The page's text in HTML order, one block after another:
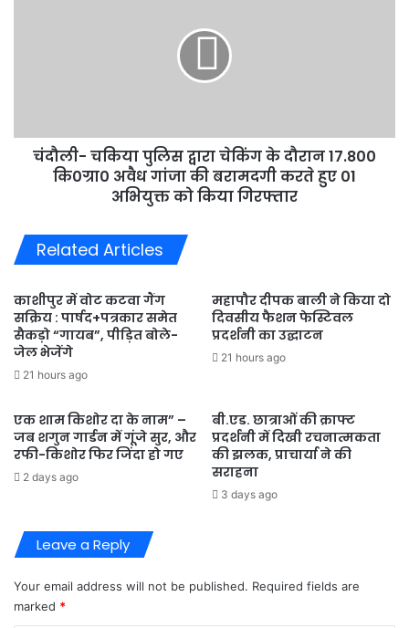
कि0ग्रा0
अवैध
हुए
01
को
किया
गिरफ्तार
चंदौली- चकिया पुलिस द्वारा चेकिंग के दौरान 17.800
कि0ग्रा0 अवैध गांजा की बरामदगी करते हुए 01
अभियुक्त को किया गिरफ्तार
Related Articles
काशीपुर में वोट कटवा गैंग
सक्रिय : पार्षद+पत्रकार समेत
सैकड़ो “गायब”, पीड़ित बोले-
जेल भेजेंगे
21 hours ago
महापौर दीपक बाली ने किया दो
दिवसीय फैशन फेस्टिवल
प्रदर्शनी का उद्घाटन
21 hours ago
एक शाम किशोर दा के नाम” –
जब शगुन गार्डन में गूंजे सुर, और
रफी-किशोर फिर जिंदा हो गए
2 days ago
बी.एड. छात्राओं की क्राफ्ट
प्रदर्शनी में दिखी रचनात्मकता
की झलक, प्राचार्या ने की
सराहना
3 days ago
Leave a Reply
Your email address will not be published. Required fields are
marked *